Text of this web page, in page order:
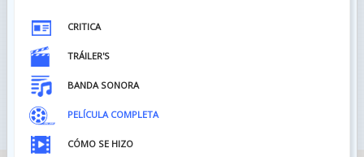
CRITICA
TRÁILER'S
BANDA SONORA
PELÍCULA COMPLETA
CÓMO SE HIZO